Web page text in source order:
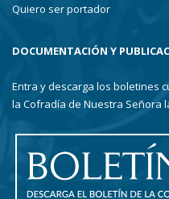
Quiero ser portador
DOCUMENTACIÓN Y
Entra y descarga los boletines
la Cofradía de Nuestra Señora